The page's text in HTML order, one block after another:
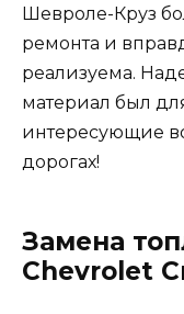
Шевроле-Круз
ремонта и
реализуема.
материал был
интересующие
дорогах!
Замена
Chevrolet